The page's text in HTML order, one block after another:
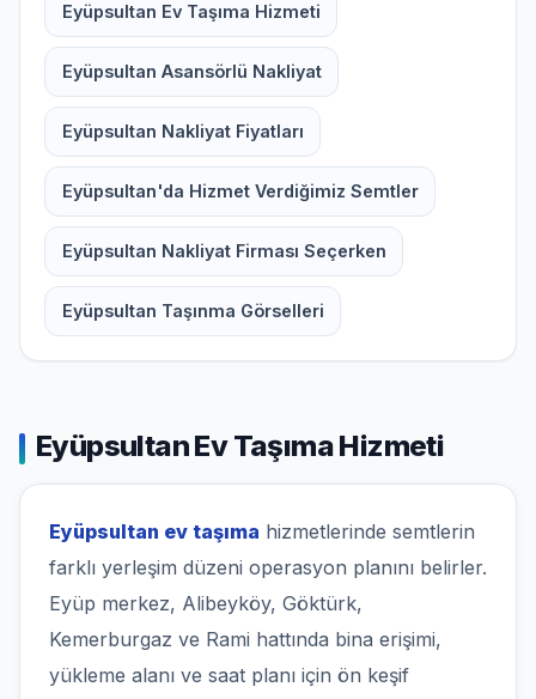
Eyüpsultan Ev Taşıma Hizmeti
Eyüpsultan Asansörlü Nakliyat
Eyüpsultan Nakliyat Fiyatları
Eyüpsultan'da Hizmet Verdiğimiz Semtler
Eyüpsultan Nakliyat Firması Seçerken
Eyüpsultan Taşınma Görselleri
Eyüpsultan Ev Taşıma Hizmeti
Eyüpsultan ev taşıma hizmetlerinde semtlerin
farklı yerleşim düzeni operasyon planını belirler.
Eyüp merkez, Alibeyköy, Göktürk,
Kemerburgaz ve Rami hattında bina erişimi,
yükleme alanı ve saat planı için ön keşif